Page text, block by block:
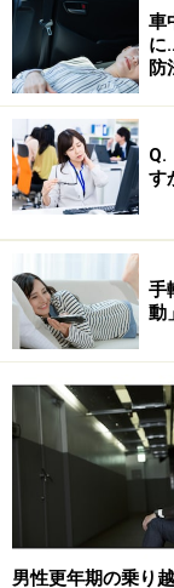
3. 運動量や活動
生活習慣の中で
カロリーと筋肉
した現代社会で
く、買い物に
り、階段よりも
車
に
防
Q.
す
手
動
男性更年期の乗り